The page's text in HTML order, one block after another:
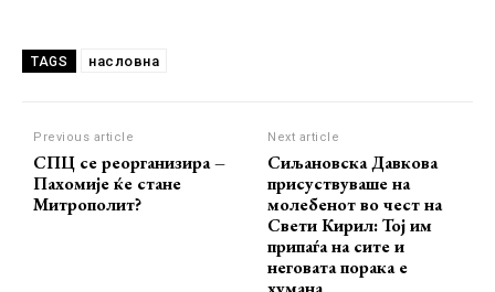
TAGS насловна
Previous article
СПЦ се реорганизира –
Пахомије ќе стане
Митрополит?
Next article
Сиљановска Давкова
присуствуваше на
молебенот во чест на
Свети Кирил: Тој им
припаѓа на сите и
неговата порака е